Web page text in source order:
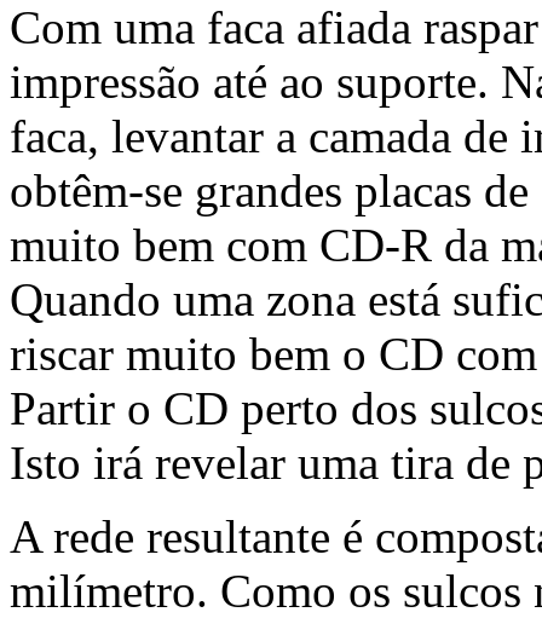
Com uma faca afiada
impressão até ao suporte.
faca, levantar a camada de
obtêm-se grandes placas
muito bem com CD-R da
Quando uma zona está
riscar muito bem o CD
Partir o CD perto dos
Isto irá revelar uma tira de
A rede resultante é
milímetro. Como os sulcos